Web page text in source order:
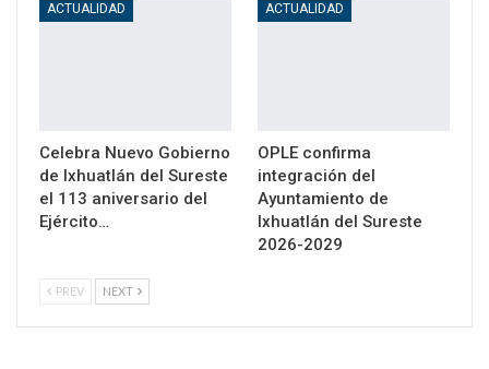
ACTUALIDAD
Celebra Nuevo Gobierno
de Ixhuatlán del Sureste
el 113 aniversario del
Ejército…
ACTUALIDAD
OPLE confirma
integración del
Ayuntamiento de
Ixhuatlán del Sureste
2026-2029
PREV NEXT